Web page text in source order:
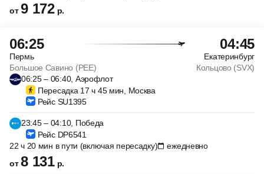
от9 172 р.
06:25 04:45
Пермь
Екатеринбург
Большое Савино (PEE)
Кольцово (SVX)
06:25 – 06:40, Аэрофлот
Пересадка 17 ч 45 мин, Москва
Рейс SU1395
23:45 – 04:10, Победа
Рейс DP6541
22 ч 20 мин в пути (включая пересадку)
ежедневно
от8 131 р.